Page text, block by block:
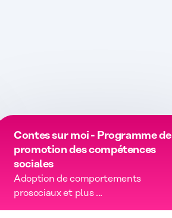
Contes sur moi - Programme de
promotion des compétences
sociales
Adoption de comportements
prosociaux et plus ...